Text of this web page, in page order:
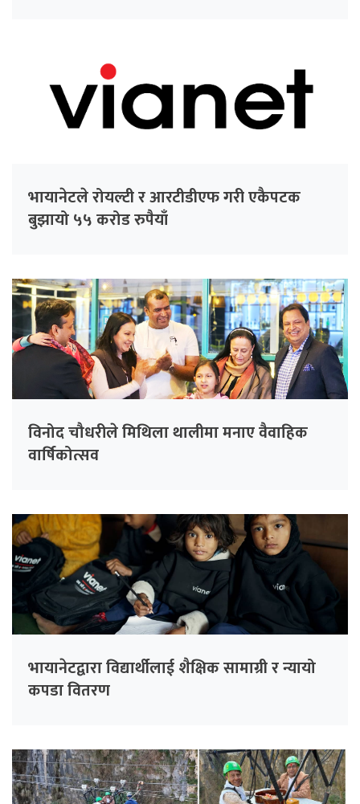
भायानेटले रोयल्टी र आरटीडीएफ गरी एकैपटक
बुझायो ५५ करोड रुपैयाँ
विनोद चौधरीले मिथिला थालीमा मनाए वैवाहिक
वार्षिकोत्सव
भायानेटद्वारा विद्यार्थीलाई शैक्षिक सामाग्री र न्यायो
कपडा वितरण